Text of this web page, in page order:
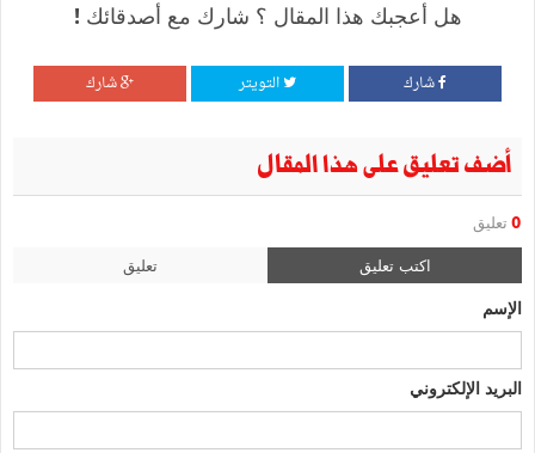
هل أعجبك هذا المقال ؟ شارك مع أصدقائك !
شارك التويتر شارك
أضف تعليق على هذا المقال
0 تعليق
اكتب تعليق تعليق
الإسم
البريد الإلكتروني